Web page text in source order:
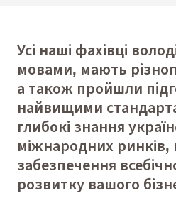
Усі наші фахівці
мовами, мають
а також пройшли
найвищими
глибокі знання
міжнародних ринків,
забезпечення
розвитку вашого